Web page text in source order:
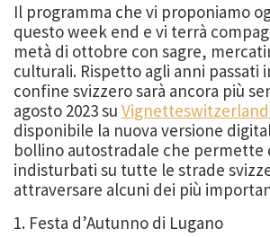
Il programma che vi proponiamo
questo week end e vi terrà
metà di ottobre con sagre,
culturali. Rispetto agli anni passati
confine svizzero sarà ancora più
agosto 2023 su
disponibile la nuova versione
bollino autostradale che permette
indisturbati su tutte le strade
attraversare alcuni dei più
1. Festa d’Autunno di Lugano